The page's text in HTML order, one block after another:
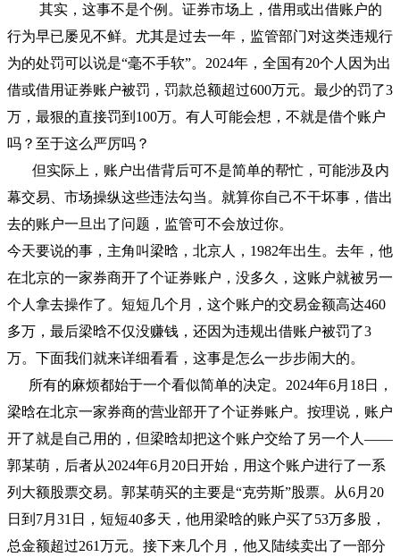
其实，这事不是个例。证券市场上，借用或出借账户的
行为早已屡见不鲜。尤其是过去一年，监管部门对这类违规行
为的处罚可以说是“毫不手软”。2024年，全国有20个人因为出
借或借用证券账户被罚，罚款总额超过600万元。最少的罚了3
万，最狠的直接罚到100万。有人可能会想，不就是借个账户
吗？至于这么严厉吗？
但实际上，账户出借背后可不是简单的帮忙，可能涉及内
幕交易、市场操纵这些违法勾当。就算你自己不干坏事，借出
去的账户一旦出了问题，监管可不会放过你。
今天要说的事，主角叫梁晗，北京人，1982年出生。去年，他
在北京的一家券商开了个证券账户，没多久，这账户就被另一
个人拿去操作了。短短几个月，这个账户的交易金额高达460
多万，最后梁晗不仅没赚钱，还因为违规出借账户被罚了3
万。下面我们就来详细看看，这事是怎么一步步闹大的。
所有的麻烦都始于一个看似简单的决定。2024年6月18日，
梁晗在北京一家券商的营业部开了个证券账户。按理说，账户
开了就是自己用的，但梁晗却把这个账户交给了另一个人——
郭某萌，后者从2024年6月20日开始，用这个账户进行了一系
列大额股票交易。郭某萌买的主要是“克劳斯”股票。从6月20
日到7月31日，短短40多天，他用梁晗的账户买了53万多股，
总金额超过261万元。接下来几个月，他又陆续卖出了一部分